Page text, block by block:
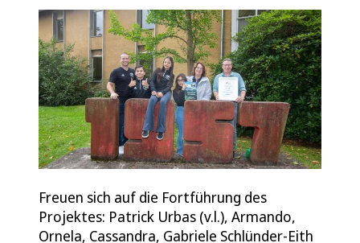
Freuen sich auf die Fortführung des
Projektes: Patrick Urbas (v.l.), Armando,
Ornela, Cassandra, Gabriele Schlünder-Eith